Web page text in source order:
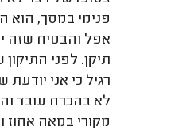
פנימי במסך, הוא
אפל והבטיח שזה
תיקן. לפני
רגיל כי אני
לא בהכרח עובד
מקורי במאה אחוז